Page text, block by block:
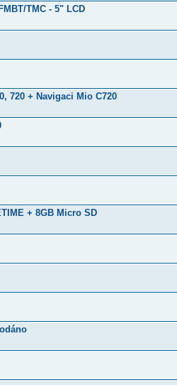
TMC - 5" LCD
720 + Navigaci Mio C720
+ 8GB Micro SD